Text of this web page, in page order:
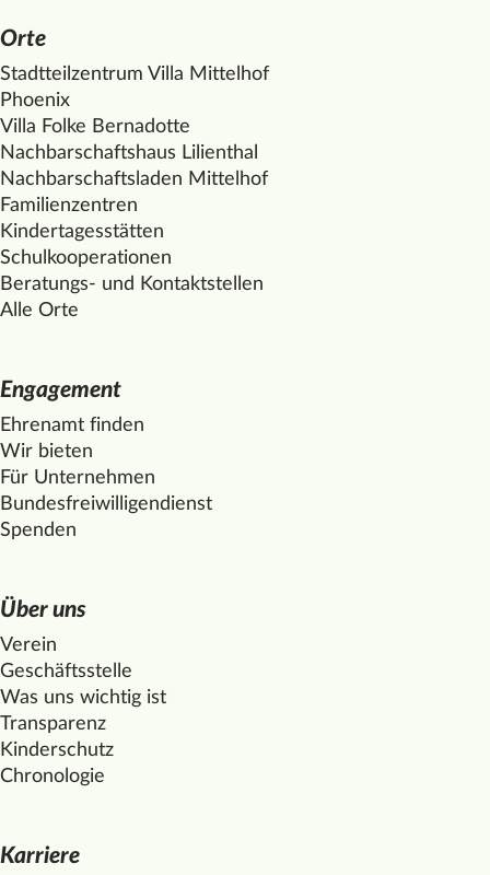
Orte
Stadtteilzentrum Villa Mittelhof
Phoenix
Villa Folke Bernadotte
Nachbarschaftshaus Lilienthal
Nachbarschaftsladen Mittelhof
Familienzentren
Kindertagesstätten
Schulkooperationen
Beratungs- und Kontaktstellen
Alle Orte
Engagement
Ehrenamt finden
Wir bieten
Für Unternehmen
Bundesfreiwilligendienst
Spenden
Über uns
Verein
Geschäftsstelle
Was uns wichtig ist
Transparenz
Kinderschutz
Chronologie
Karriere